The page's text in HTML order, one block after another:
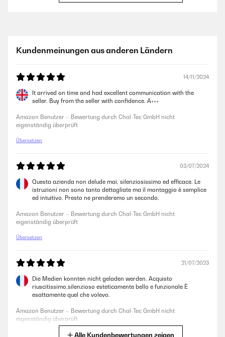
überdimensioniert, da es kaum normale Dübel gibt, die das
kein Problem. Anbau dauerte ca. eine Stunde (alleine). Aufpassen beim
Anbau dass keine Kabel einklemmen, ansonsten ein wenig Fummelei,
aber doch recht einfach. Betrieb: Erstes fiel auf, dass das Teil sehr leise
ist. Aus den Staaten kenne ich einige Geräte, aber das ist richtig leise.
Windzug ist gut spürbar, sogar schon auf der kleinste Stufe. In die zwei
E14 Fassungen kamen gleich noch über Alexa steuerbare und
dimmbare Leuchtmittel. Kurz eingerichtet und einfach genial. Das
Design von dem Propeller ist auch angenehm. Sieht halt nicht
altmodisch und kitschig aus wie in Amerika, sondern durch die drei
Amazon Benutzer – Bewertung durch Chal-Tec GmbH nicht
eigenständig überprüft
Kundenmeinungen aus anderen Ländern
14/11/2024
It arrived on time and had excellent communication with the
seller. Buy from the seller with confidence. A+++
Amazon Benutzer – Bewertung durch Chal-Tec GmbH nicht
eigenständig überprüft
Übersetzen
03/07/2024
Questa azienda non delude mai, silenziosissimo ed efficace. Le
istruzioni non sono tanto dettagliate ma il montaggio è semplice
ed intuitivo. Presto ne prenderemo un secondo.
Amazon Benutzer – Bewertung durch Chal-Tec GmbH nicht
eigenständig überprüft
Übersetzen
21/07/2023
Die Medien konnten nicht geladen werden. Acquisto
riuscitissimo,silenzioso esteticamente bello e funzionale È
esattamente quel che volevo.
Amazon Benutzer – Bewertung durch Chal-Tec GmbH nicht
eigenständig überprüft
Alle Kundenbewertungen zeigen